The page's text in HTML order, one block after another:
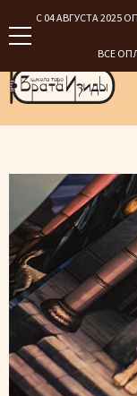
С 04 АВГУСТА 2025
ВСЕ